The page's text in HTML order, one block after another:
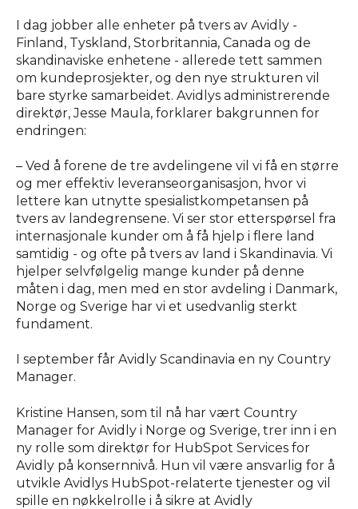
I dag jobber alle enheter på tvers av Avidly -
Finland, Tyskland, Storbritannia, Canada og de
skandinaviske enhetene - allerede tett sammen
om kundeprosjekter, og den nye strukturen vil
bare styrke samarbeidet. Avidlys administrerende
direktør, Jesse Maula, forklarer bakgrunnen for
endringen:
– Ved å forene de tre avdelingene vil vi få en større
og mer effektiv leveranseorganisasjon, hvor vi
lettere kan utnytte spesialistkompetansen på
tvers av landegrensene. Vi ser stor etterspørsel fra
internasjonale kunder om å få hjelp i flere land
samtidig - og ofte på tvers av land i Skandinavia. Vi
hjelper selvfølgelig mange kunder på denne
måten i dag, men med en stor avdeling i Danmark,
Norge og Sverige har vi et usedvanlig sterkt
fundament.
I september får Avidly Scandinavia en ny Country
Manager.
Kristine Hansen, som til nå har vært Country
Manager for Avidly i Norge og Sverige, trer inn i en
ny rolle som direktør for HubSpot Services for
Avidly på konsernnivå. Hun vil være ansvarlig for å
utvikle Avidlys HubSpot-relaterte tjenester og vil
spille en nøkkelrolle i å sikre at Avidly